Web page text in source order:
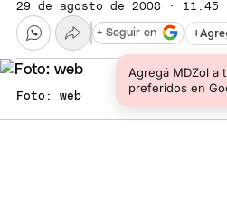
29 de agosto de 2008 · 11:45
+
Agregá MDZol a
preferidos en
+ Seguir en
Foto: web